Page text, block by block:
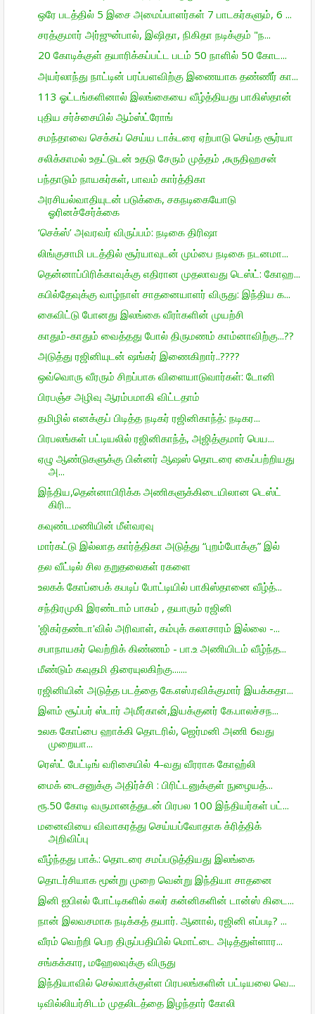
ஒரே படத்தில் 5 இசை அமைப்பாளர்கள் 7 பாடகர்களும், 6 ...
சரத்குமார் அர்ஜுன்பால், இஷிதா, நிகிதா நடிக்கும் "ந...
20 கோடிக்குள் தயாரிக்கப்பட்ட படம் 50 நாளில் 50 கோட...
அயர்லாந்து நாட்டின் பரப்பளவிற்கு இணையாக தண்ணீர் கா...
113 ஓட்டங்களினால் இலங்கையை வீழ்த்தியது பாகிஸ்தான்
புதிய சர்ச்சையில் ஆம்ஸ்ட்ரோங்
சமந்தாவை செக்கப் செய்ய டாக்டரை ஏற்பாடு செய்த சூர்யா
சலிக்காமல் உதட்டுடன் உதடு சேரும் முத்தம் ,சுருதிஹசன்
பந்தாடும் நாயகர்கள், பாவம் கார்த்திகா
அரசியல்வாதியுடன் படுக்கை, சகநடிகையோடு
ஓரினச்சேர்க்கை
‘செக்ஸ்’ அவரவர் விருப்பம்: நடிகை திரிஷா
லிங்குசாமி படத்தில் சூர்யாவுடன் மும்பை நடிகை நடனமா...
தென்னாப்பிரிக்காவுக்கு எதிரான முதலாவது டெஸ்ட்: கோஹ...
கபில்தேவுக்கு வாழ்நாள் சாதனையாளர் விருது: இந்திய க...
கைவிட்டு போனது இலங்கை வீரா்களின் முயற்சி
காதும்-காதும் வைத்தது போல் திருமணம் காம்னாவிற்கு...??
அடுத்து ரஜினியுடன் ஷங்கர் இணைகிறார்..????
ஒவ்வொரு வீரரும் சிறப்பாக விளையாடுவார்கள்: டோனி
பிரபஞ்ச அழிவு ஆரம்பமாகி விட்டதாம்
தமிழில் எனக்குப் பிடித்த நடிகர் ரஜினிகாந்த்: நடிகர...
பிரபலங்கள் பட்டியலில் ரஜினிகாந்த், அஜித்குமார் பெய...
ஏழு ஆண்டுகளுக்கு பின்னர் ஆஷஸ் தொடரை கைப்பற்றியது
அ...
இந்திய,தென்னாபிரிக்க அணிகளுக்கிடையிலான டெஸ்ட்
கிரி...
கவுண்டமணியின் மீள்வரவு
மார்கட்டு இல்லாத கார்த்திகா அடுத்து “புறம்போக்கு” இல்
தல வீட்டில் சில தறுதலைகள் ரகளை
உலகக் கோப்பைக் கபடிப் போட்டியில் பாகிஸ்தானை வீழ்த்...
சந்திரமுகி இரண்டாம் பாகம் , தயாரும் ரஜினி
'ஜிகர்தண்டா'வில் அரிவாள், கம்புக் கலாசாரம் இல்லை -...
சபாநாயகர் வெற்றிக் கிண்ணம் - பா.உ அணியிடம் வீழ்ந்த...
மீண்டும் கவுதமி திரையுலகிற்கு.......
ரஜினியின் அடுத்த படத்தை கே.எஸ்.ரவிக்குமார் இயக்கதா...
இளம் சூப்பர் ஸ்டார் அமீர்கான்,இயக்குனர் கே.பாலச்சந...
உலக கோப்பை ஹாக்கி தொடரில், ஜெர்மனி அணி 6வது
முறையா...
ரெஸ்ட் பேட்டிங் வரிசையில் 4-வது வீரராக கோஹ்லி
மைக் டைசனுக்கு அதிர்ச்சி : பிரிட்டனுக்குள் நுழையத்...
ரூ.50 கோடி வருமானத்துடன் பிரபல 100 இந்தியர்கள் பட்...
மனைவியை விவாகரத்து செய்யப்வோதாக க்ரித்திக்
அறிவிப்பு
வீழ்ந்தது பாக்.: தொடரை சமப்படுத்தியது இலங்கை
தொடர்சியாக மூன்று முறை வென்று இந்தியா சாதனை
இனி ஐபிஎல் போட்டிகளில் கலர் கன்னிகளின் டான்ஸ் கிடை...
நான் இலவசமாக நடிக்கத் தயார். ஆனால், ரஜினி எப்படி? ...
வீரம் வெற்றி பெற திருப்பதியில் மொட்டை அடித்துள்ளார...
சங்கக்கார, மஹேலவுக்கு விருது
இந்தியாவில் செல்வாக்குள்ள பிரபலங்களின் பட்டியலை வெ...
டிவில்லியர்சிடம் முதலிடத்தை இழந்தார் கோலி